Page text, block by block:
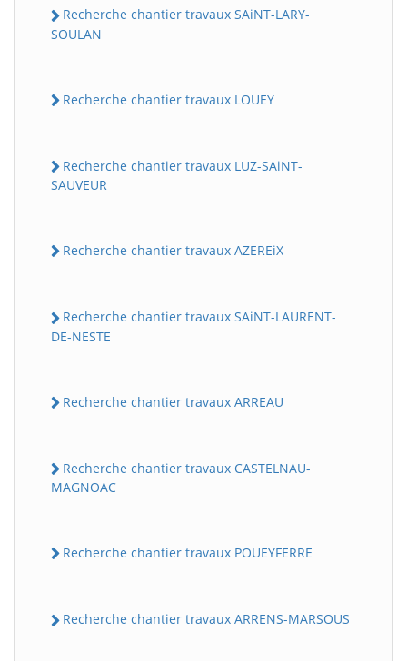
Recherche chantier travaux SAiNT-LARY-
SOULAN
Recherche chantier travaux LOUEY
Recherche chantier travaux LUZ-SAiNT-
SAUVEUR
Recherche chantier travaux AZEREiX
Recherche chantier travaux SAiNT-LAURENT-
DE-NESTE
Recherche chantier travaux ARREAU
Recherche chantier travaux CASTELNAU-
MAGNOAC
Recherche chantier travaux POUEYFERRE
Recherche chantier travaux ARRENS-MARSOUS